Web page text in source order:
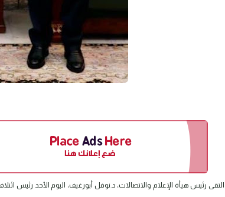
التقى رئيس هيأة الإعلام والاتصالات، د.نوفل أبورغيف، اليوم الأحد رئيس